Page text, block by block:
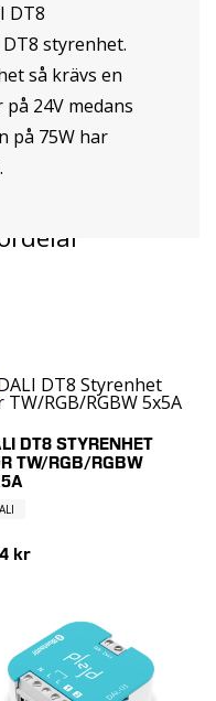
DT8
styrenhet.
så krävs en
24V medans
på 75W har
DT8 STYRENHET
TW/RGB/RGBW
kr